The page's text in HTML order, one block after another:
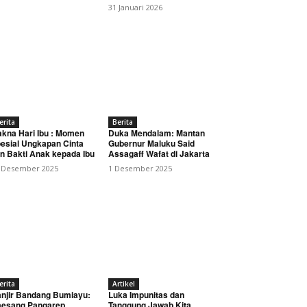
Tegaskan
31 Januari 2026
Hari Ibu : Momen
Ungkapan Cinta
Bakti Anak kepada Ibu
2025
Berita
Duka Mendalam: Mantan
Gubernur Maluku Said
Assagaff Wafat di Jakarta
1 Desember 2025
Bandang Bumiayu:
Artikel
Luka Impunitas dan